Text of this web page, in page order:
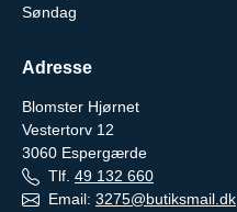
Søndag
Adresse
Blomster Hjørnet
Vestertorv 12
3060 Espergærde
Tlf. 49 132 660
Email: 3275@butiksmail.dk